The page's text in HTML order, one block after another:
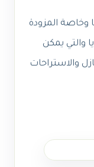
وخاصة المزودة
والتي يمكن
والاستراحات